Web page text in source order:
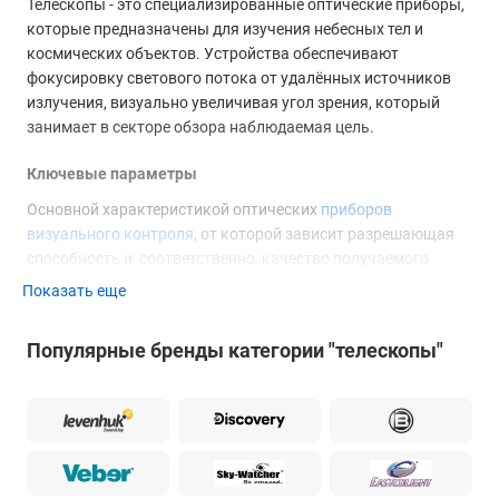
Телескопы - это специализированные оптические приборы,
которые предназначены для изучения небесных тел и
космических объектов. Устройства обеспечивают
фокусировку светового потока от удалённых источников
излучения, визуально увеличивая угол зрения, который
занимает в секторе обзора наблюдаемая цель.
Ключевые параметры
Основной характеристикой оптических приборов
визуального контроля , от которой зависит разрешающая
способность и, соответственно, качество получаемого
изображения, является диаметр объектива, называемый
объектива и установленного окуляра.
наличие аберраций, искажающих геометрическую форму
или цветопередачу при формировании изображения.
Получение качественной картинки зависит от
неподвижности системы, атмосферных условий и
Показать еще
Популярные бренды категории "телескопы"